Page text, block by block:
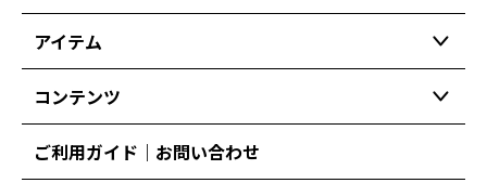
アイテム
コンテンツ
ご利用ガイド｜お問い合わせ